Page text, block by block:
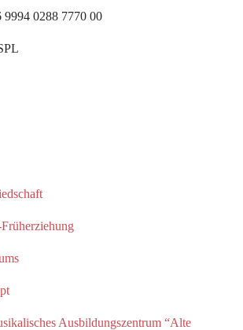
0288 7770 00
Ausbildungszentrum “Alte